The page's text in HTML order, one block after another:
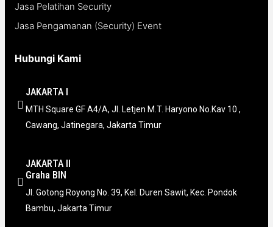
Jasa Pelatihan Security
Jasa Pengamanan (Security) Event
Hubungi Kami
JAKARTA I
MTH Square GF A4/A, Jl. Letjen M.T. Haryono No.Kav 10 ,
Cawang, Jatinegara, Jakarta Timur
JAKARTA II
Graha BIN
Jl. Gotong Royong No. 39, Kel. Duren Sawit, Kec. Pondok
Bambu, Jakarta Timur